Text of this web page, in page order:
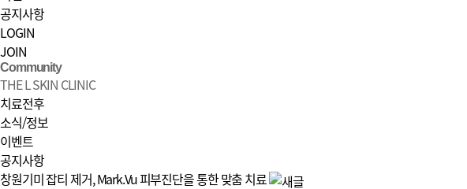
공지사항
LOGIN
JOIN
Community
THE L SKIN CLINIC
치료전후
소식/정보
이벤트
공지사항
소식/정보 | 창원 피부과 디엘의원
창원기미 잡티 제거, Mark.Vu 피부진단을 통한 맞춤 치료